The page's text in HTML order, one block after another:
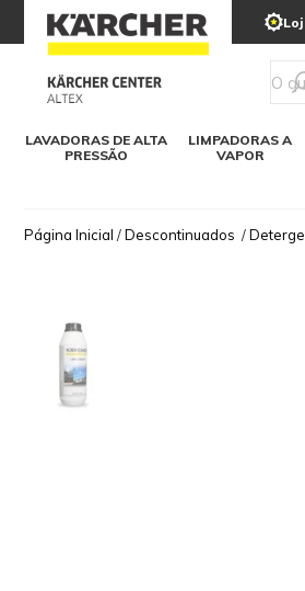
LAVADORAS DE ALTA
PRESSÃO
Detergentes
Linha a bateria
LIMPADORAS A
VAPOR
Kärcher para o lar
Página Inicial /Descontinuados /